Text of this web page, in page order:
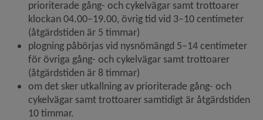
prioriterade gång- och cykelvägar samt trottoarer
klockan 04.00–19.00, övrig tid vid 3–10 centimeter
(åtgärdstiden är 5 timmar)
plogning påbörjas vid nysnömängd 5–14 centimeter
för övriga gång- och cykelvägar samt trottoarer
(åtgärdstiden är 8 timmar)
om det sker utkallning av prioriterade gång- och
cykelvägar samt trottoarer samtidigt är åtgärdstiden
10 timmar.